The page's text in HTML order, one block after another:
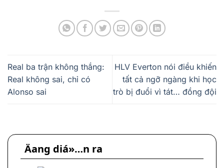
Real ba trận không thắng:
Real không sai, chỉ có
Alonso sai
HLV Everton nói điều khiến
tất cả ngỡ ngàng khi học
trò bị đuổi vì tát… đồng đội
Äang diá»…n ra